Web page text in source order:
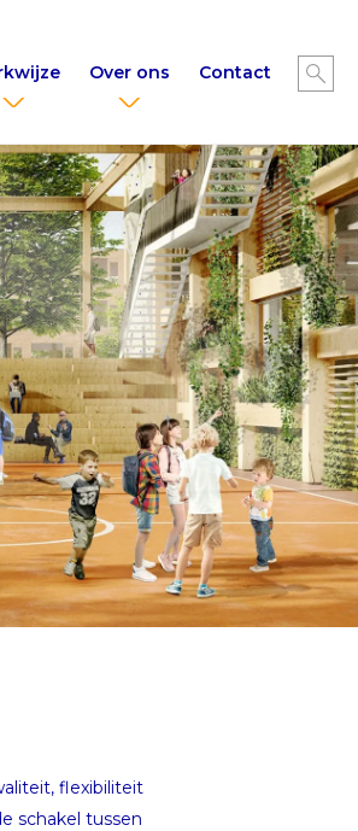
Over ons Contact
flexibiliteit
schakel tussen